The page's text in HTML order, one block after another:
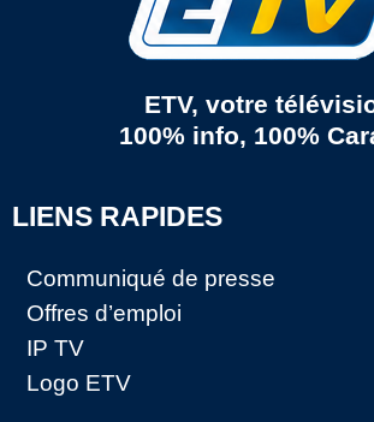
ETV, votre
100% info, 100%
LIENS RAPIDES
Communiqué de presse
Offres d’emploi
IP TV
Logo ETV